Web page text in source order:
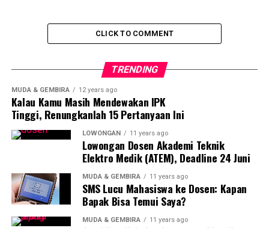
Lawang Sewu yang dikenal dengan cerita mistisnya ini
sejatinya bangunan perusahaan kereta api miliki
Belanda. Karena memiliki banyak sekali pintu yang
berjajar, julukan Lawang Sewu atau seribu pintu
CLICK TO COMMENT
TRENDING
MUDA & GEMBIRA 12 years ago
Kalau Kamu Masih Mendewakan IPK
Tinggi, Renungkanlah 15 Pertanyaan Ini
LOWONGAN 11 years ago
Lowongan Dosen Akademi Teknik
Elektro Medik (ATEM), Deadline 24 Juni
MUDA & GEMBIRA 11 years ago
SMS Lucu Mahasiswa ke Dosen: Kapan
Bapak Bisa Temui Saya?
MUDA & GEMBIRA 11 years ago